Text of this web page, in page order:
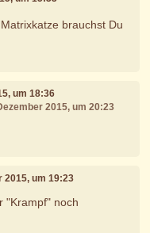
brauchst Du
um 18:36
2015, um 20:23
2015, um 19:23
"Krampf" noch